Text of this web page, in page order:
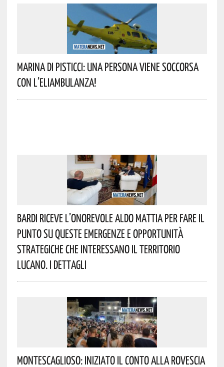
Marina Di Pisticci: Una Persona Viene Soccorsa
Con L’eliambulanza!
Bardi Riceve L’onorevole Aldo Mattia Per Fare Il
Punto Su Queste Emergenze E Opportunità
Strategiche Che Interessano Il Territorio
Lucano. I Dettagli
Montescaglioso: Iniziato Il Conto Alla Rovescia